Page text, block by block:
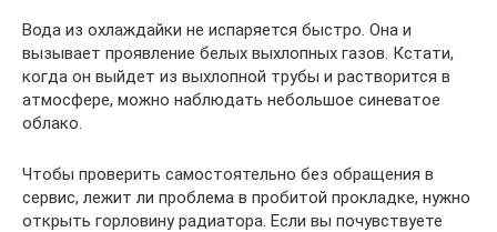
Вода из охлаждайки не испаряется быстро. Она и
вызывает проявление белых выхлопных газов. Кстати,
когда он выйдет из выхлопной трубы и растворится в
атмосфере, можно наблюдать небольшое синеватое
облако.
Чтобы проверить самостоятельно без обращения в
сервис, лежит ли проблема в пробитой прокладке, нужно
открыть горловину радиатора. Если вы почувствуете